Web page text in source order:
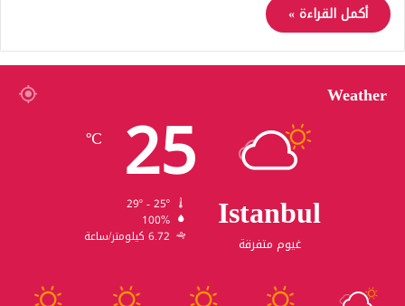
أكمل القراءة »
Weather
Istanbul
غيوم متفرقة
25
℃
100%
6.72 كيلومتر/ساعة